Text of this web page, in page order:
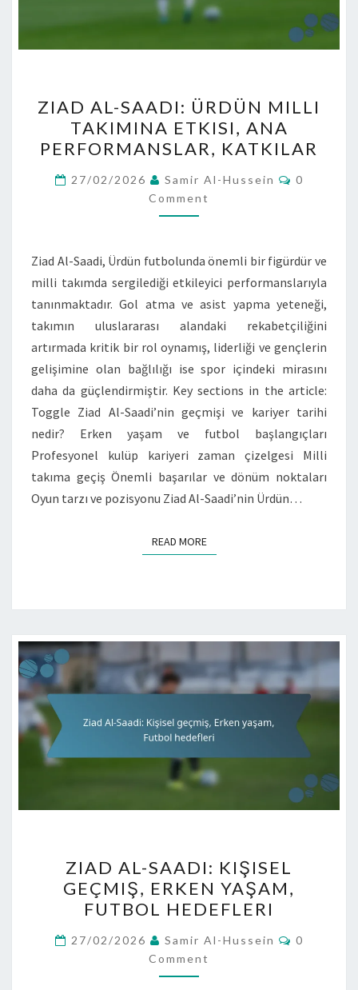
AL-
SAADI:
ÜRDÜN
MILLI
TAKIMINA
ETKISI,
PERFORMANSLAR,
KATKILAR
ZIAD AL-SAADI: ÜRDÜN MILLI
TAKIMINA ETKISI, ANA
PERFORMANSLAR, KATKILAR
27/02/2026 Samir Al-Hussein Comments
0
Comment
Ziad Al-Saadi, Ürdün futbolunda önemli bir figürdür ve
milli takımda sergilediği etkileyici performanslarıyla
tanınmaktadır. Gol atma ve asist yapma yeteneği,
takımın uluslararası alandaki rekabetçiliğini
artırmada kritik bir rol oynamış, liderliği ve gençlerin
gelişimine olan bağlılığı ise spor içindeki mirasını
daha da güçlendirmiştir. Key sections in the article:
Toggle Ziad Al-Saadi’nin geçmişi ve kariyer tarihi
nedir? Erken yaşam ve futbol başlangıçları
Profesyonel kulüp kariyeri zaman çizelgesi Milli
takıma geçiş Önemli başarılar ve dönüm noktaları
Oyun tarzı ve pozisyonu Ziad Al-Saadi’nin Ürdün…
READ MOREREAD MORE
AL-
SAADI:
KIŞISEL
GEÇMIŞ,
ERKEN
YAŞAM,
ZIAD AL-SAADI: KIŞISEL
GEÇMIŞ, ERKEN YAŞAM,
FUTBOL HEDEFLERI
27/02/2026 Samir Al-Hussein Comments
0
Comment